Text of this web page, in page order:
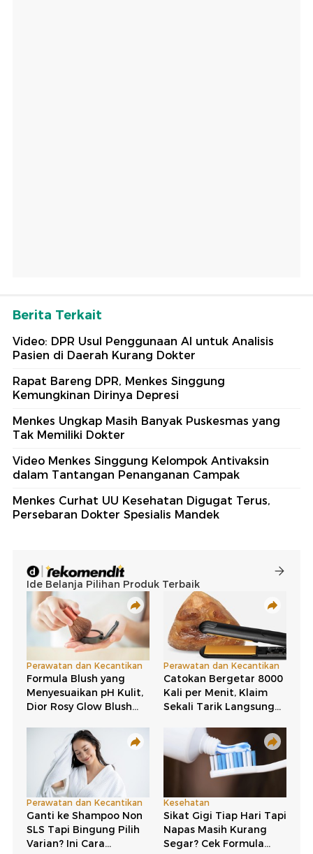
Berita Terkait
Video: DPR Usul Penggunaan AI untuk Analisis
Pasien di Daerah Kurang Dokter
Rapat Bareng DPR, Menkes Singgung
Kemungkinan Dirinya Depresi
Menkes Ungkap Masih Banyak Puskesmas yang
Tak Memiliki Dokter
Video Menkes Singgung Kelompok Antivaksin
dalam Tantangan Penanganan Campak
Menkes Curhat UU Kesehatan Digugat Terus,
Persebaran Dokter Spesialis Mandek